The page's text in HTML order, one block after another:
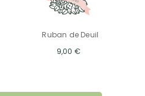
Ruban de Deuil
9,00 €